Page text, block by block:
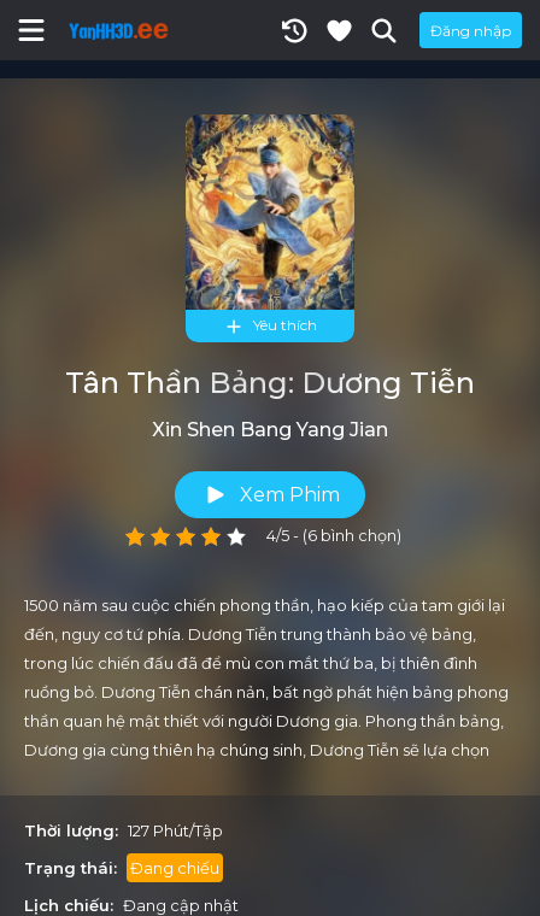
Đăng nhập
Yêu thích
Tân Thần Bảng: Dương Tiễn
Xin Shen Bang Yang Jian
Xem Phim
4/5 - (6 bình chọn)
1500 năm sau cuộc chiến phong thần, hạo kiếp của tam giới lại
đến, nguy cơ tứ phía. Dương Tiễn trung thành bảo vệ bảng,
trong lúc chiến đấu đã để mù con mắt thứ ba, bị thiên đình
ruồng bỏ. Dương Tiễn chán nản, bất ngờ phát hiện bảng phong
thần quan hệ mật thiết với người Dương gia. Phong thần bảng,
Dương gia cùng thiên hạ chúng sinh, Dương Tiễn sẽ lựa chọn
Thời lượng: 127 Phút/Tập
Trạng thái:
Đang chiếu
Lịch chiếu: Đang cập nhật